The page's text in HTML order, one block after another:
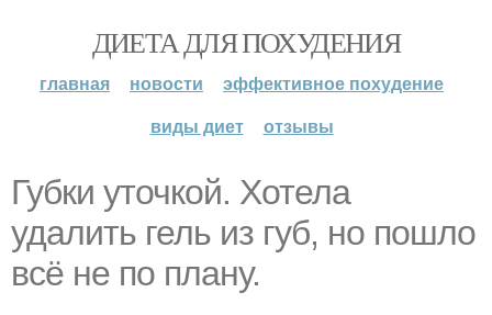
ДИЕТА ДЛЯ ПОХУДЕНИЯ
главная новости
эффективное похудение
виды диет
отзывы
Губки уточкой. Хотела
удалить гель из губ, но пошло
всё не по плану.